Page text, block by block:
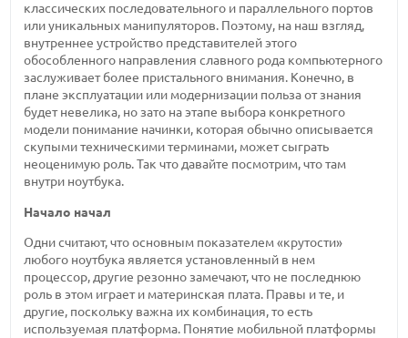
классических последовательного и параллельного портов
или уникальных манипуляторов. Поэтому, на наш взгляд,
внутреннее устройство представителей этого
обособленного направления славного рода компьютерного
заслуживает более пристального внимания. Конечно, в
плане эксплуатации или модернизации польза от знания
будет невелика, но зато на этапе выбора конкретного
модели понимание начинки, которая обычно описывается
скупыми техническими терминами, может сыграть
неоценимую роль. Так что давайте посмотрим, что там
внутри ноутбука.
Начало начал
Одни считают, что основным показателем «крутости»
любого ноутбука является установленный в нем
процессор, другие резонно замечают, что не последнюю
роль в этом играет и материнская плата. Правы и те, и
другие, поскольку важна их комбинация, то есть
используемая платформа. Понятие мобильной платформы